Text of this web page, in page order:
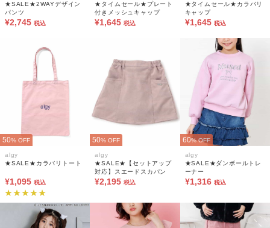
★SALE★2WAYデザイン
パンツ
¥2,745 税込
★タイムセール★プレート
付きメッシュキャップ
¥1,645 税込
★タイムセール★カラバリ
キャップ
¥1,645 税込
50% OFF
algy
★SALE★カラバリトート
¥1,095 税込
50% OFF
algy
★SALE★【セットアップ
対応】スエードスカパン
¥2,195 税込
60% OFF
algy
★SALE★ダンボールトレ
ーナー
¥1,316 税込